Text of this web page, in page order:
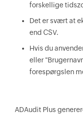
'Date' =
' })
$array=
forskellige
Det er svært at
end CSV.
Hvis du
eller
forespørgslen
ADAudit Plus